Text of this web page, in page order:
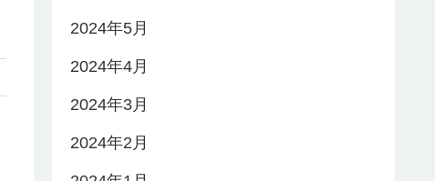
2024年5月
2024年4月
2024年3月
2024年2月